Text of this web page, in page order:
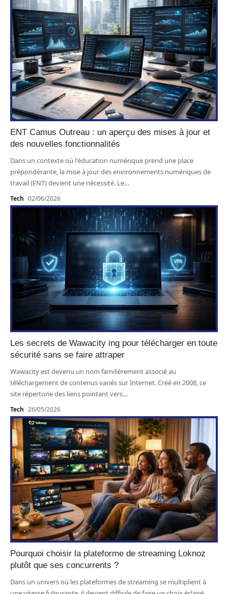
ENT Camus Outreau : un aperçu des mises à jour et
des nouvelles fonctionnalités
Dans un contexte où l'éducation numérique prend une place
prépondérante, la mise à jour des environnements numériques de
travail (ENT) devient une nécessité. Le…
Tech 02/06/2026
Les secrets de Wawacity ing pour télécharger en toute
sécurité sans se faire attraper
Wawacity est devenu un nom familièrement associé au
téléchargement de contenus variés sur Internet. Créé en 2008, ce
site répertorie des liens pointant vers…
Tech 26/05/2026
Pourquoi choisir la plateforme de streaming Loknoz
plutôt que ses concurrents ?
Dans un univers où les plateformes de streaming se multiplient à